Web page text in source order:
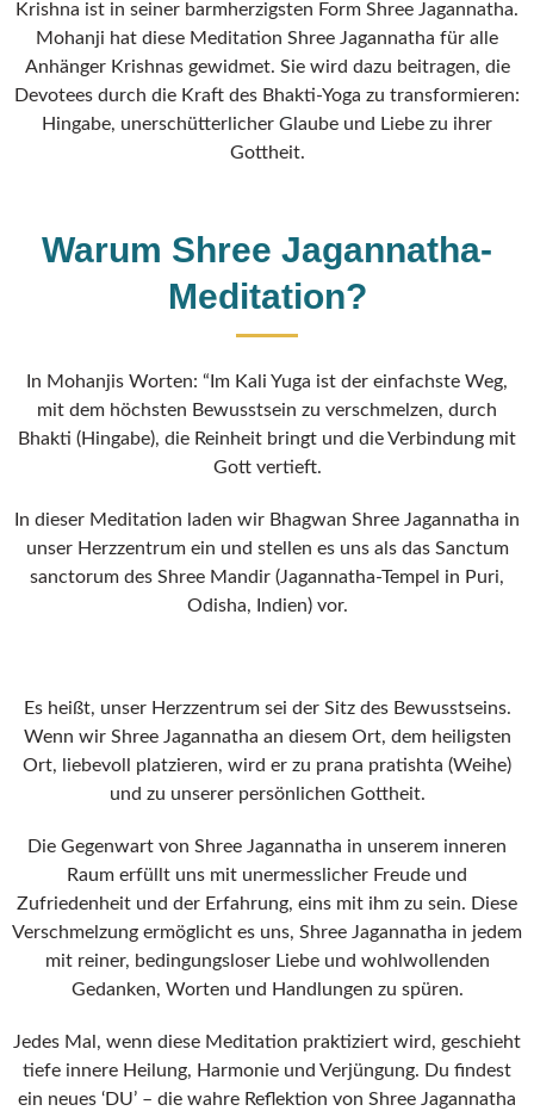
Krishna ist in seiner barmherzigsten Form Shree Jagannatha.
Mohanji hat diese Meditation Shree Jagannatha für alle
Anhänger Krishnas gewidmet. Sie wird dazu beitragen, die
Devotees durch die Kraft des Bhakti-Yoga zu transformieren:
Hingabe, unerschütterlicher Glaube und Liebe zu ihrer
Gottheit.
Warum Shree Jagannatha-
Meditation?
In Mohanjis Worten: “Im Kali Yuga ist der einfachste Weg,
mit dem höchsten Bewusstsein zu verschmelzen, durch
Bhakti (Hingabe), die Reinheit bringt und die Verbindung mit
Gott vertieft.
In dieser Meditation laden wir Bhagwan Shree Jagannatha in
unser Herzzentrum ein und stellen es uns als das Sanctum
sanctorum des Shree Mandir (Jagannatha-Tempel in Puri,
Odisha, Indien) vor.
Es heißt, unser Herzzentrum sei der Sitz des Bewusstseins.
Wenn wir Shree Jagannatha an diesem Ort, dem heiligsten
Ort, liebevoll platzieren, wird er zu prana pratishta (Weihe)
und zu unserer persönlichen Gottheit.
Die Gegenwart von Shree Jagannatha in unserem inneren
Raum erfüllt uns mit unermesslicher Freude und
Zufriedenheit und der Erfahrung, eins mit ihm zu sein. Diese
Verschmelzung ermöglicht es uns, Shree Jagannatha in jedem
mit reiner, bedingungsloser Liebe und wohlwollenden
Gedanken, Worten und Handlungen zu spüren.
Jedes Mal, wenn diese Meditation praktiziert wird, geschieht
tiefe innere Heilung, Harmonie und Verjüngung. Du findest
ein neues ‘DU’ – die wahre Reflektion von Shree Jagannatha